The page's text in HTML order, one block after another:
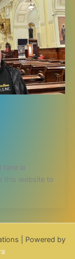
faire la
this website to
| Powered by